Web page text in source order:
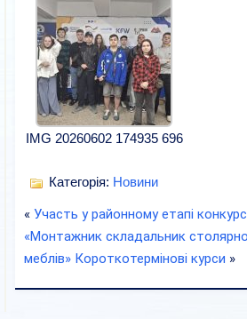
IMG 20260602 174935 696
Категорія: Новини
« Участь у районному етапі
«Монтажник складальник
меблів» Короткотермінові курси »